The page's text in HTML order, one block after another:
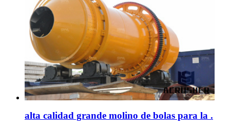
alta calidad grande molino de bolas para la .